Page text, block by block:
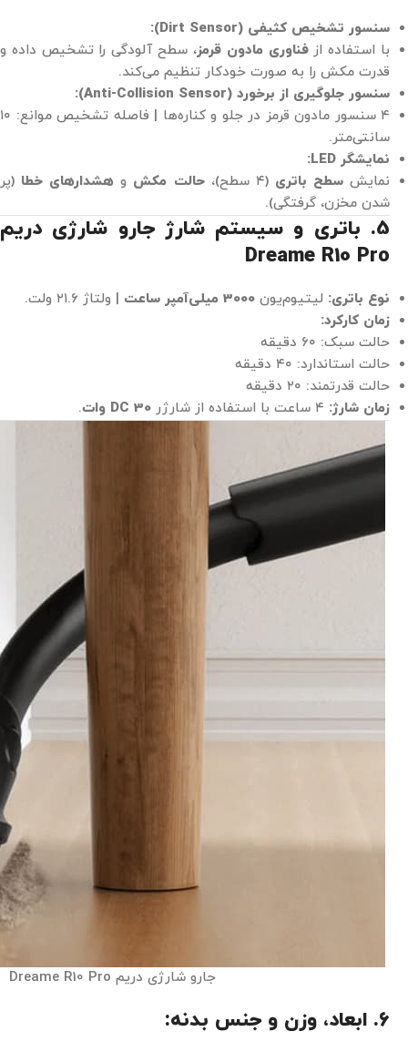
سنسور تشخیص کثیفی (Dirt Sensor):
با استفاده ازفناوری مادون قرمز، سطح آلودگی را تشخیص داده و
قدرت مکش را به صورت خودکار تنظیم می‌کند.
سنسور جلوگیری از برخورد (Anti-Collision Sensor):
۴ سنسور مادون قرمز در جلو و کناره‌ها | فاصله تشخیص موانع: ۱۰
سانتی‌متر.
نمایشگر LED:
نمایشسطح باتری (۴ سطح)، حالت مکش و هشدارهای خطا (پر
شدن مخزن، گرفتگی).
5. باتری و سیستم شارژ جارو شارژی دریم
Dreame R10 Pro
نوع باتری: لیتیوم‌یون 3000 میلی‌آمپر ساعت
| ولتاژ ۲۱.۶ ولت.
زمان کارکرد:
حالت سبک: ۶۰ دقیقه
حالت استاندارد: ۴۰ دقیقه
حالت قدرتمند: ۲۰ دقیقه
زمان شارژ:
DC 30 وات .
جارو شارژی دریم Dreame R10 Pro
6. ابعاد، وزن و جنس بدنه: